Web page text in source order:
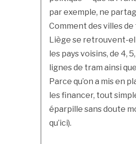
par exemple, ne
Comment des villes
Liège se retrouvent-
les pays voisins, de 4,
lignes de tram ainsi
Parce qu’on a mis en
les financer, tout
éparpille sans doute
qu’ici).